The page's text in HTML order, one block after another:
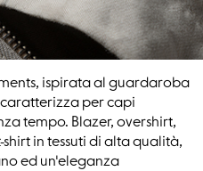
ispirata al guardaroba
caratterizza per capi
tempo. Blazer, overshirt,
in tessuti di alta qualità,
ed un'eleganza